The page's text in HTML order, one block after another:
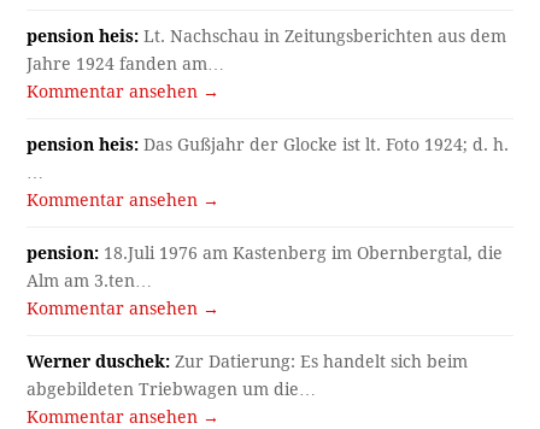
pension heis: Lt. Nachschau in Zeitungsberichten aus dem
Jahre 1924 fanden am…
Kommentar ansehen →
pension heis: Das Gußjahr der Glocke ist lt. Foto 1924; d. h.
Kommentar ansehen →
pension: 18.Juli 1976 am Kastenberg im Obernbergtal, die
Alm am 3.ten…
Kommentar ansehen →
Werner duschek: Zur Datierung: Es handelt sich beim
abgebildeten Triebwagen um die…
Kommentar ansehen →